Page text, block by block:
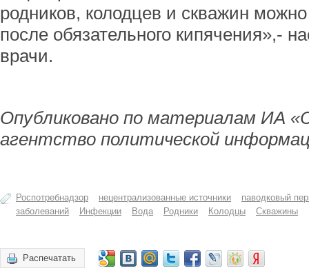
родников, колодцев и скважин
после обязательного кипячения»,-
врачи.
Опубликовано по материалам ИА
агентство политической
Роспотребнадзор нецентрализованные источники
паводковый
заболеваний
Инфекции Вода Родники Колодцы Скважины
Распечатать